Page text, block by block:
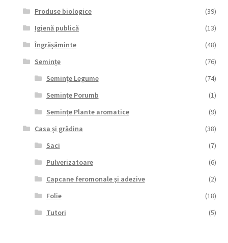
Produse biologice
(39)
Igienă publică
(13)
Îngrășăminte
(48)
Semințe
(76)
Semințe Legume
(74)
Semințe Porumb
(1)
Semințe Plante aromatice
(9)
Casa și grădina
(38)
Saci
(7)
Pulverizatoare
(6)
Capcane feromonale și adezive
(2)
Folie
(18)
Tutori
(5)